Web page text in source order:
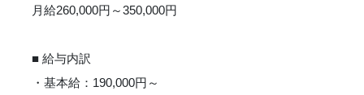
月給260,000円～350,000円
■ 給与内訳
・基本給：190,000円～